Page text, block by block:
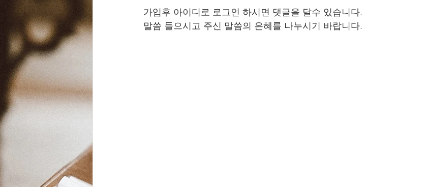
가입후 아이디로 로그인 하시면 댓글을 달수 있습니다.
말씀 들으시고 주신 말씀의 은혜를 나누시기 바랍니다.